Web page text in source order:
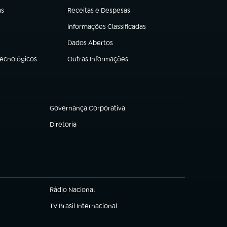
Receitas e Despesas
(abre em nova aba)
Informações Classificadas
(abre em nova aba)
Dados Abertos
(abre em nova aba)
Outras Informações
(abre em nova aba)
Governança Corporativa
(abre em nova aba)
Diretoria
(abre em nova aba)
Rádio Nacional
TV Brasil Internacional
(abre em nova aba)